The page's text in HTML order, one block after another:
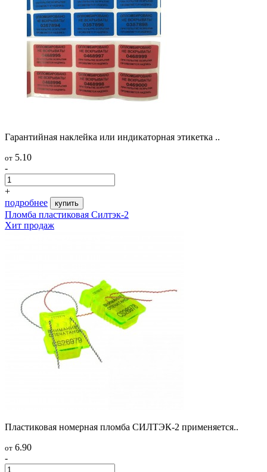
Гарантийная наклейка или индикаторная этикетка ..
от 5.10
-
+
подробнее
купить
Пломба пластиковая Силтэк-2
Хит продаж
Пластиковая номерная пломба СИЛТЭК-2 применяется..
от 6.90
-